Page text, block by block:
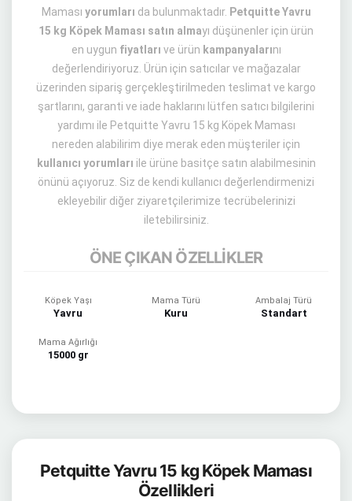
Maması yorumları da bulunmaktadır. Petquitte Yavru
15 kg Köpek Maması satın almayı düşünenler için ürün
en uygun fiyatları ve ürün kampanyalarını
değerlendiriyoruz. Ürün için satıcılar ve mağazalar
üzerinden sipariş gerçekleştirilmeden teslimat ve kargo
şartlarını, garanti ve iade haklarını lütfen satıcı bilgilerini
yardımı ile Petquitte Yavru 15 kg Köpek Maması
nereden alabilirim diye merak eden müşteriler için
kullanıcı yorumları ile ürüne basitçe satın alabilmesinin
önünü açıyoruz. Siz de kendi kullanıcı değerlendirmenizi
ekleyebilir diğer ziyaretçilerimize tecrübelerinizi
iletebilirsiniz.
ÖNE ÇIKAN ÖZELLİKLER
Köpek Yaşı
Yavru
Mama Türü
Kuru
Ambalaj Türü
Standart
Mama Ağırlığı
15000 gr
Petquitte Yavru 15 kg Köpek Maması
Özellikleri